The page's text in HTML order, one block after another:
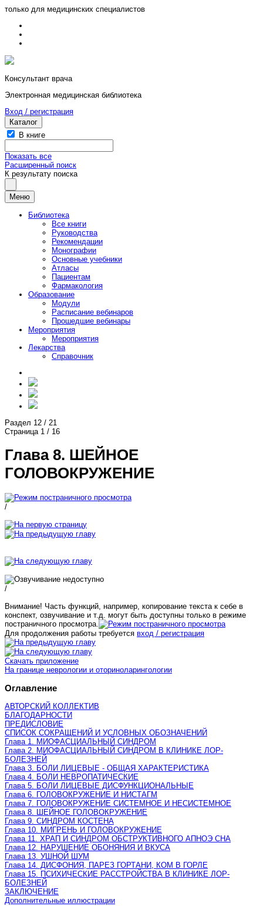
только для медицинских специалистов
Консультант врача
Электронная медицинская библиотека
Вход / регистрация
Каталог
В книге
Показать все
Расширенный поиск
К результату поиска
Меню
Библиотека
Все книги
Руководства
Рекомендации
Монографии
Основные учебники
Атласы
Пациентам
Фармакология
Образование
Модули
Расписание вебинаров
Прошедшие вебинары
Мероприятия
Мероприятия
Лекарства
Справочник
Раздел 12 / 21
Страница 1 / 16
Глава 8. ШЕЙНОЕ
ГОЛОВОКРУЖЕНИЕ
/
/
Внимание! Часть функций, например, копирование текста к себе в
конспект, озвучивание и т.д. могут быть доступны только в режиме
постраничного просмотра.
Для продолжения работы требуется вход / регистрация
Скачать приложение
На границе неврологии и оториноларингологии
Оглавление
АВТОРСКИЙ КОЛЛЕКТИВ
БЛАГОДАРНОСТИ
ПРЕДИСЛОВИЕ
СПИСОК СОКРАЩЕНИЙ И УСЛОВНЫХ ОБОЗНАЧЕНИЙ
Глава 1. МИОФАСЦИАЛЬНЫЙ СИНДРОМ
Глава 2. МИОФАСЦИАЛЬНЫЙ СИНДРОМ В КЛИНИКЕ ЛОР-
БОЛЕЗНЕЙ
Глава 3. БОЛИ ЛИЦЕВЫЕ - ОБЩАЯ ХАРАКТЕРИСТИКА
Глава 4. БОЛИ НЕВРОПАТИЧЕСКИЕ
Глава 5. БОЛИ ЛИЦЕВЫЕ ДИСФУНКЦИОНАЛЬНЫЕ
Глава 6. ГОЛОВОКРУЖЕНИЕ И НИСТАГМ
Глава 7. ГОЛОВОКРУЖЕНИЕ СИСТЕМНОЕ И НЕСИСТЕМНОЕ
Глава 8. ШЕЙНОЕ ГОЛОВОКРУЖЕНИЕ
Глава 9. СИНДРОМ КОСТЕНА
Глава 10. МИГРЕНЬ И ГОЛОВОКРУЖЕНИЕ
Глава 11. ХРАП И СИНДРОМ ОБСТРУКТИВНОГО АПНОЭ СНА
Глава 12. НАРУШЕНИЕ ОБОНЯНИЯ И ВКУСА
Глава 13. УШНОЙ ШУМ
Глава 14. ДИСФОНИЯ, ПАРЕЗ ГОРТАНИ, КОМ В ГОРЛЕ
Глава 15. ПСИХИЧЕСКИЕ РАССТРОЙСТВА В КЛИНИКЕ ЛОР-
БОЛЕЗНЕЙ
ЗАКЛЮЧЕНИЕ
Дополнительные иллюстрации